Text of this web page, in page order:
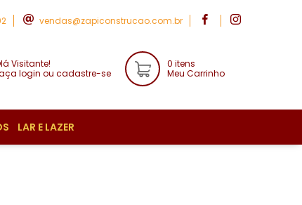
vendas@zapiconstrucao.com.br
Visitante!
login ou cadastre-se
0 itens
Meu Carrinho
LAR E LAZER